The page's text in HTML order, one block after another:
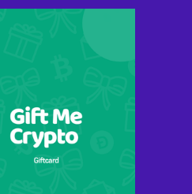
Dodaj do koszyka
Zobacz oferty